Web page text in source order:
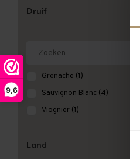
9,6
Druif
Grenache (1)
Sauvignon Blanc (4)
Viognier (1)
Land